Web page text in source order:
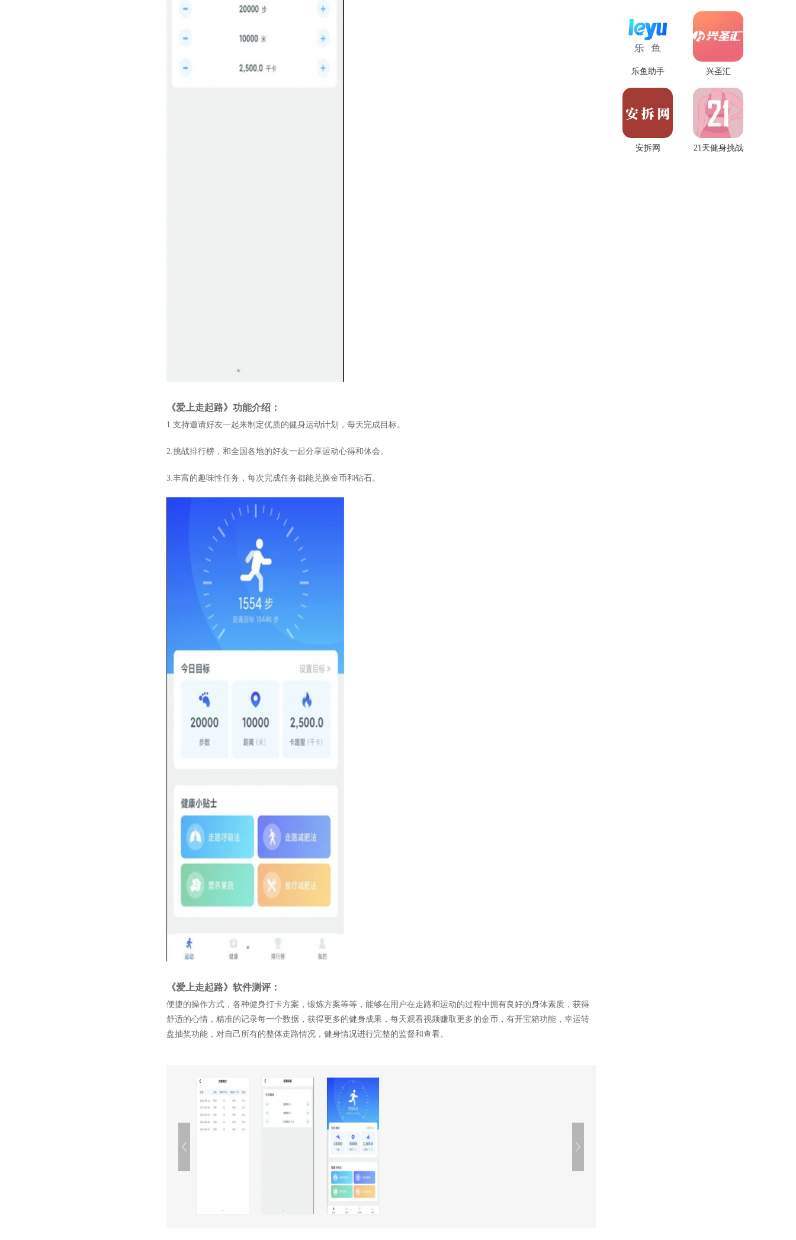
《爱上走起路》功能介绍：
1.支持邀请好友一起来制定优质的健身运动计划，每天完成目标。
2.挑战排行榜，和全国各地的好友一起分享运动心得和体会。
3.丰富的趣味性任务，每次完成任务都能兑换金币和钻石。
《爱上走起路》软件测评：
便捷的操作方式，各种健身打卡方案，锻炼方案等等，能够在用户在走路和运动的过程中拥有良好的身体素质，获得
舒适的心情，精准的记录每一个数据，获得更多的健身成果，每天观看视频赚取更多的金币，有开宝箱功能，幸运转
盘抽奖功能，对自己所有的整体走路情况，健身情况进行完整的监督和查看。
乐鱼助手 兴圣汇
安拆网 21天健身挑战